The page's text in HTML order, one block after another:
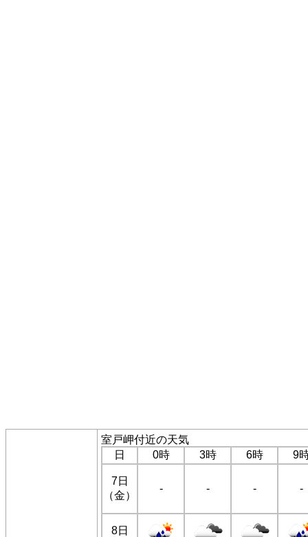
室戸岬付近の天気
日
0時 3時 6時 9
7日
（金）
- - - -
8日